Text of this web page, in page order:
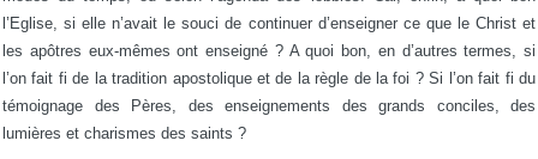
l’Eglise, si elle n’avait le souci de continuer d’enseigner ce que le Christ et
les apôtres eux-mêmes ont enseigné ? A quoi bon, en d’autres termes, si
l’on fait fi de la tradition apostolique et de la règle de la foi ? Si l’on fait fi du
témoignage des Pères, des enseignements des grands conciles, des
lumières et charismes des saints ?